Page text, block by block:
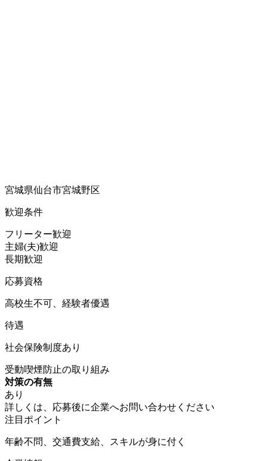
宮城県仙台市宮城野区
歓迎条件
フリーター歓迎
主婦(夫)歓迎
長期歓迎
応募資格
高校生不可、経験者優遇
待遇
社会保険制度あり
受動喫煙防止の取り組み
対策の有無
あり
詳しくは、応募後に企業へお問い合わせください
注目ポイント
年齢不問、交通費支給、スキルが身に付く